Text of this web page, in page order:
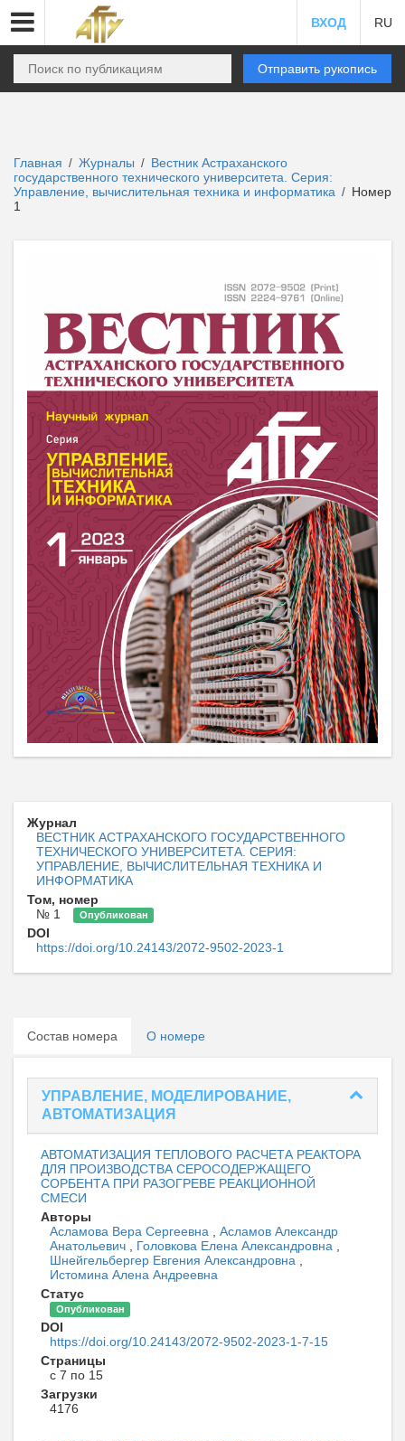
ВХОД RU
Отправить рукопись
Главная / Журналы / Вестник Астраханского
государственного технического университета. Серия:
Управление, вычислительная техника и информатика / Номер
1
Журнал
ВЕСТНИК АСТРАХАНСКОГО ГОСУДАРСТВЕННОГО
ТЕХНИЧЕСКОГО УНИВЕРСИТЕТА. СЕРИЯ:
УПРАВЛЕНИЕ, ВЫЧИСЛИТЕЛЬНАЯ ТЕХНИКА И
ИНФОРМАТИКА
Том, номер
№ 1
Опубликован
DOI
https://doi.org/10.24143/2072-9502-2023-1
Состав номера О номере
УПРАВЛЕНИЕ, МОДЕЛИРОВАНИЕ,
АВТОМАТИЗАЦИЯ
АВТОМАТИЗАЦИЯ ТЕПЛОВОГО РАСЧЕТА РЕАКТОРА
ДЛЯ ПРОИЗВОДСТВА СЕРОСОДЕРЖАЩЕГО
СОРБЕНТА ПРИ РАЗОГРЕВЕ РЕАКЦИОННОЙ
СМЕСИ
Авторы
Асламова Вера Сергеевна
Асламов Александр
Анатольевич
Головкова Елена Александровна
Шнейгельбергер Евгения Александровна
Истомина Алена Андреевна
Статус
Опубликован
DOI
https://doi.org/10.24143/2072-9502-2023-1-7-15
Страницы
с 7 по 15
Загрузки
4176